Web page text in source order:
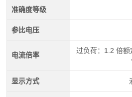
准确度等级
参比电压
电流倍率
过负荷：1.2 倍
显示方式